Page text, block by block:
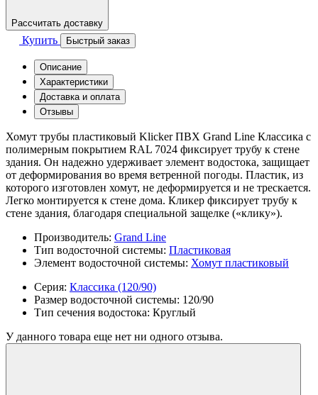
Рассчитать доставку
Купить Быстрый заказ
Описание
Характеристики
Доставка и оплата
Отзывы
Хомут трубы пластиковый Klicker ПВХ Grand Line Классика с
полимерным покрытием RAL 7024 фиксирует трубу к стене
здания. Он надежно удерживает элемент водостока, защищает
от деформирования во время ветренной погоды. Пластик, из
которого изготовлен хомут, не деформируется и не трескается.
Легко монтируется к стене дома. Кликер фиксирует трубу к
стене здания, благодаря специальной защелке («клику»).
Производитель: Grand Line
Тип водосточной системы: Пластиковая
Элемент водосточной системы: Хомут пластиковый
Серия: Классика (120/90)
Размер водосточной системы: 120/90
Тип сечения водостока: Круглый
У данного товара еще нет ни одного отзыва.